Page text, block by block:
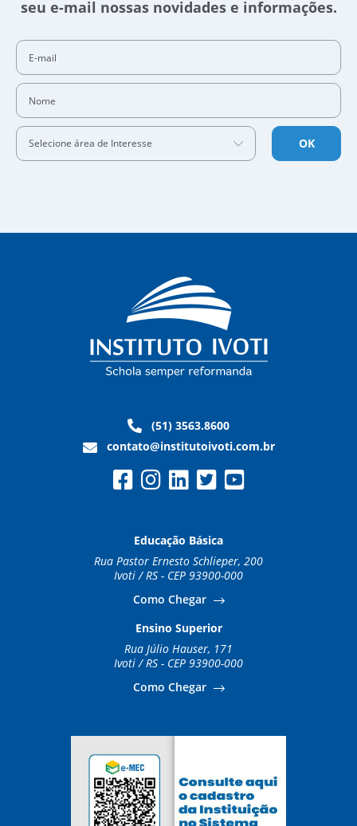
seu e-mail nossas novidades e informações.
Selecione área de Interesse OK
(51) 3563.8600
contato@institutoivoti.com.br
Educação Básica
Rua Pastor Ernesto Schlieper, 200
Ivoti / RS - CEP 93900-000
Como Chegar
Ensino Superior
Rua Júlio Hauser, 171
Ivoti / RS - CEP 93900-000
Como Chegar